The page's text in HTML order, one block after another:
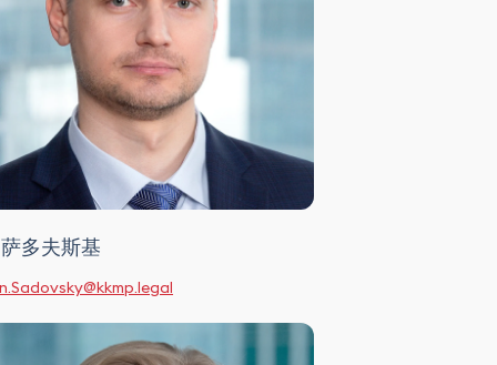
多夫斯基